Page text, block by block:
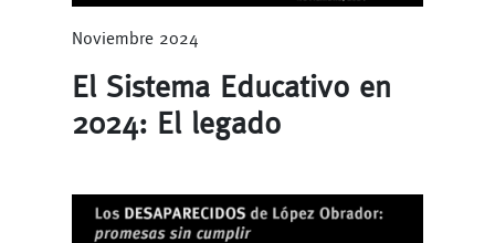
Noviembre 2024
El Sistema Educativo en
2024: El legado